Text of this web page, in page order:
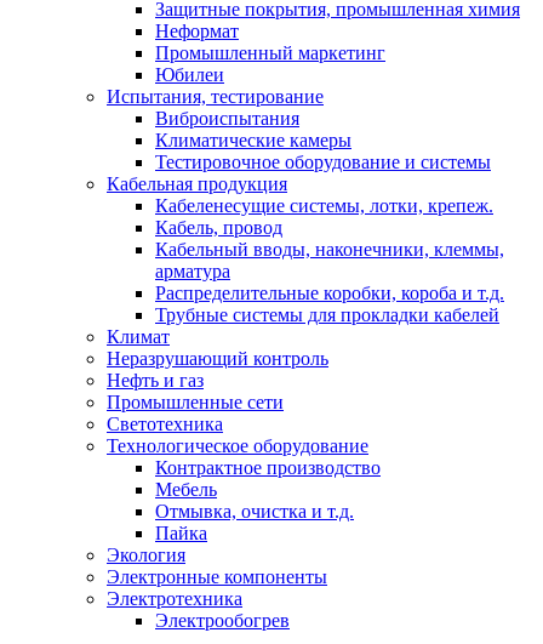
Защитные покрытия, промышленная химия
Неформат
Промышленный маркетинг
Юбилеи
Испытания, тестирование
Виброиспытания
Климатические камеры
Тестировочное оборудование и системы
Кабельная продукция
Кабеленесущие системы, лотки, крепеж.
Кабель, провод
Кабельный вводы, наконечники, клеммы,
арматура
Распределительные коробки, короба и т.д.
Трубные системы для прокладки кабелей
Климат
Неразрушающий контроль
Нефть и газ
Промышленные сети
Светотехника
Технологическое оборудование
Контрактное производство
Мебель
Отмывка, очистка и т.д.
Пайка
Экология
Электронные компоненты
Электротехника
Электрообогрев